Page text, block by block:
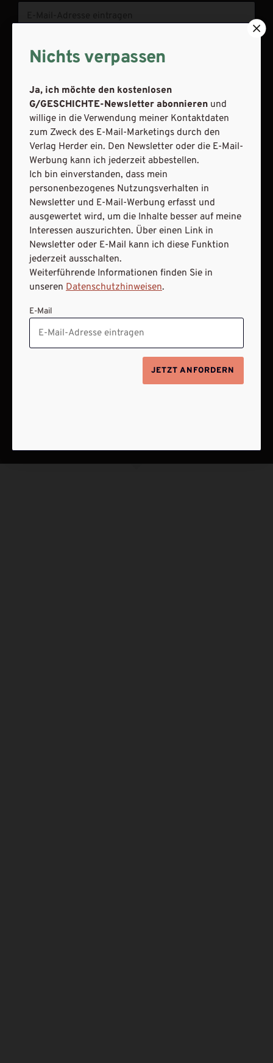
AGB und Widerrufsbelehrung
Datenschutz
Barrierefreiheit
Impressum
VERTRAG WIDERRUFEN
ABO ONLINE KÜNDIGEN
Nichts verpassen
Ja, ich möchte den kostenlosen
G/GESCHICHTE-Newsletter abonnieren und
willige in die Verwendung meiner Kontaktdaten
zum Zweck des E-Mail-Marketings durch den
Verlag Herder ein. Den Newsletter oder die E-Mail-
Werbung kann ich jederzeit abbestellen.
Ich bin einverstanden, dass mein
personenbezogenes Nutzungsverhalten in
Newsletter und E-Mail-Werbung erfasst und
ausgewertet wird, um die Inhalte besser auf meine
Interessen auszurichten. Über einen Link in
Newsletter oder E-Mail kann ich diese Funktion
jederzeit ausschalten.
Weiterführende Informationen finden Sie in
unseren Datenschutzhinweisen.
E-Mail
JETZT ANFORDERN